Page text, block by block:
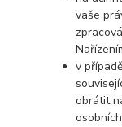
vaše
v
obrátit